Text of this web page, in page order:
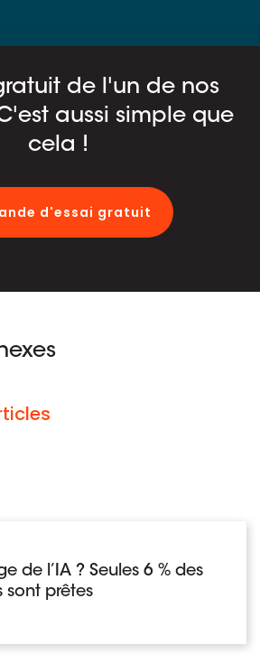
de l'un de nos
aussi simple que
cela !
d'essai gratuit
de l’IA ? Seules 6 % des
sont prêtes